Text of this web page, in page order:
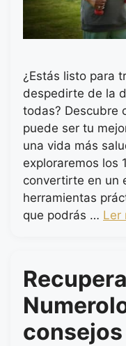
¿Estás listo para
despedirte de la
todas? Descubre
puede ser tu
una vida más
exploraremos los
convertirte en un
herramientas
que podrás … Ler